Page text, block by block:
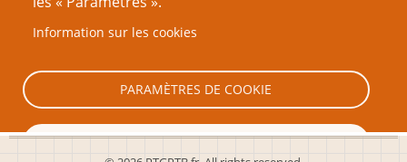
Information sur les cookies
PARAMÈTRES DE COOKIE
TOUT REFUSER
juin 2020(13)
Pagination Page
précédente
‹ Précédent 3
Page
suivante
Suivant ›